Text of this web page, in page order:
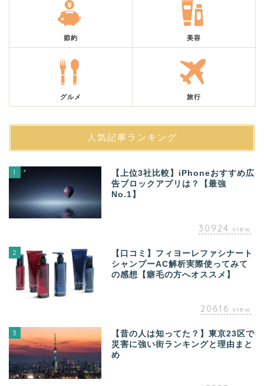
節約 美容
グルメ 旅行
人気記事ランキング
1
【上位3社比較】iPhoneおすすめ広
告ブロックアプリは？【最強
No.1】
30924 view
2
【口コミ】フィヨーレファシナート
シャンプーAC解析実際使ってみて
の感想【癖毛の方へオススメ】
20616 view
3
【昔の人は知ってた？】東京23区で
災害に強い街ランキングと理由まと
め